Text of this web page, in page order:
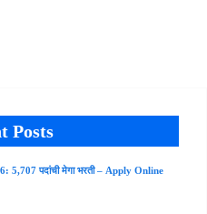
Posts
5,707 पदांची मेगा भरती – Apply Online